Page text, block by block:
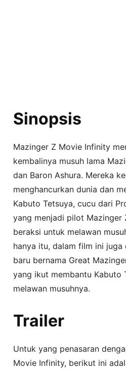
Sinopsis
Mazinger Z Movie Infinity
kembalinya musuh lama
dan Baron Ashura. Mereka
menghancurkan dunia dan
Kabuto Tetsuya, cucu dari
yang menjadi pilot Mazinger
beraksi untuk melawan
hanya itu, dalam film ini
baru bernama Great
yang ikut membantu Kabuto
melawan musuhnya.
Trailer
Untuk yang penasaran
Movie Infinity, berikut ini